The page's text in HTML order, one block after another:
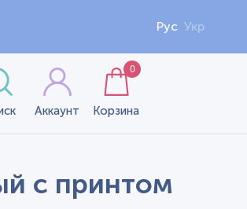
Рус Укр
Аккаунт Корзина
0
с принтом